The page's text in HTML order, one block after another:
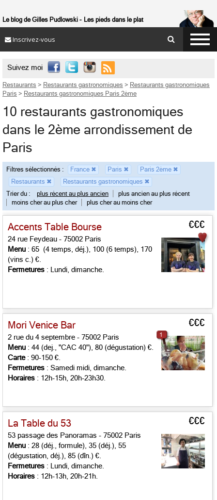
Le blog de Gilles Pudlowski Les pieds dans le plat
Inscrivez-vous
Suivez moi 
Restaurants > Restaurants gastronomiques > Restaurants gastronomiques
Paris > Restaurants gastronomiques Paris 2ème
10 restaurants gastronomiques
dans le 2ème arrondissement de
Paris
Filtres sélectionnés : France ✖ Paris ✖ Paris 2ème ✖
Restaurants ✖ Restaurants gastronomiques ✖
Trier du :
plus récent au plus ancien
plus ancien au plus récent
moins cher au plus cher
plus cher au moins cher
Accents Table Bourse €€€
24 rue Feydeau - 75002 Paris
Menu : 65 (4 temps, déj.), 100 (6 temps), 170
(vins c.) €.
Fermetures : Lundi, dimanche.
Mori Venice Bar €€€
2 rue du 4 septembre - 75002 Paris
Menu : 44 (dej., "CAC 40"), 80 (dégustation) €.
Carte: 90-150 €.
Fermetures : Samedi midi, dimanche.
Horaires : 12h-15h, 20h-23h30.
1
La Table du 53 €€€
53 passage des Panoramas - 75002 Paris
Menu : 28 (déj., formule), 35 (déj.), 55
(dégustation, déj.), 85 (dîn.) €.
Fermetures : Lundi, dimanche.
Horaires : 12h-13h, 20h-21h.